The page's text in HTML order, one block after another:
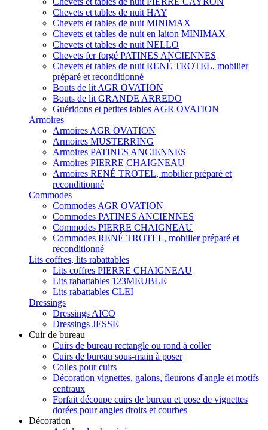
Chevets et tables de nuit HAY
Chevets et tables de nuit MINIMAX
Chevets et tables de nuit en laiton MINIMAX
Chevets et tables de nuit NELLO
Chevets fer forgé PATINES ANCIENNES
Chevets et tables de nuit RENÉ TROTEL, mobilier
préparé et reconditionné
Bouts de lit AGR OVATION
Bouts de lit GRANDE ARREDO
Guéridons et petites tables AGR OVATION
Armoires
Armoires AGR OVATION
Armoires MUSTERRING
Armoires PATINES ANCIENNES
Armoires PIERRE CHAIGNEAU
Armoires RENÉ TROTEL, mobilier préparé et
reconditionné
Commodes
Commodes AGR OVATION
Commodes PATINES ANCIENNES
Commodes PIERRE CHAIGNEAU
Commodes RENÉ TROTEL, mobilier préparé et
reconditionné
Lits coffres, lits rabattables
Lits coffres PIERRE CHAIGNEAU
Lits rabattables 123MEUBLE
Lits rabattables CLEI
Dressings
Dressings AICO
Dressings JESSE
Cuir de bureau
Cuirs de bureau rectangle ou rond à coller
Cuirs de bureau sous-main à poser
Colles pour cuirs
Décoration vignettes, galons, fleurons d'angle et motifs
centraux
Forfait découpe cuirs de bureau et pose de vignettes
dorées pour angles droits et courbes
Décoration